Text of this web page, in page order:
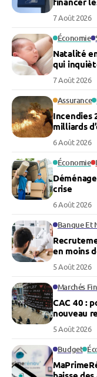
7 Août 2026
Économie
Natalité
qui
7 Août 2026
Assurance
Incendies
milliards
6 Août 2026
Économie
crise
6 Août 2026
Banque Et
en moins
5 Août 2026
Marchés
CAC 40 :
nouveau
5 Août 2026
Budget